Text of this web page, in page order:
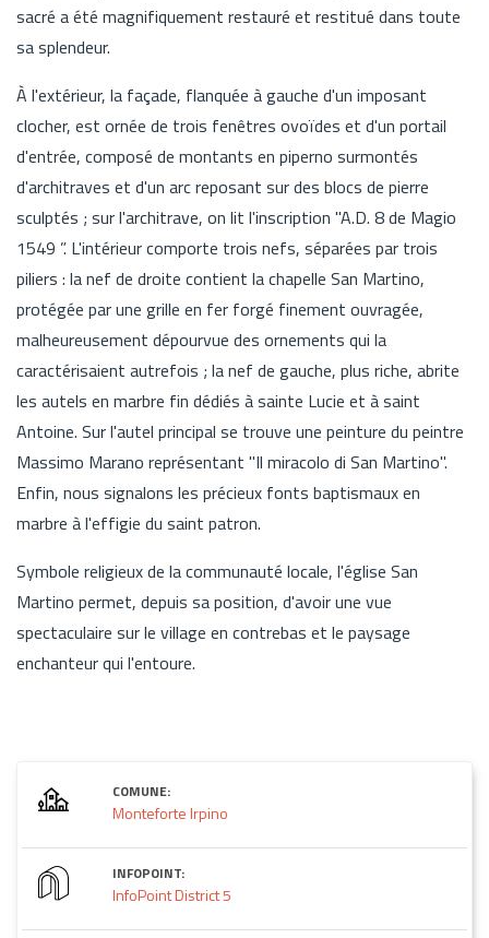
sacré a été magnifiquement restauré et restitué dans toute
sa splendeur.
À l'extérieur, la façade, flanquée à gauche d'un imposant
clocher, est ornée de trois fenêtres ovoïdes et d'un portail
d'entrée, composé de montants en piperno surmontés
d'architraves et d'un arc reposant sur des blocs de pierre
sculptés ; sur l'architrave, on lit l'inscription "A.D. 8 de Magio
1549 ”. L'intérieur comporte trois nefs, séparées par trois
piliers : la nef de droite contient la chapelle San Martino,
protégée par une grille en fer forgé finement ouvragée,
malheureusement dépourvue des ornements qui la
caractérisaient autrefois ; la nef de gauche, plus riche, abrite
les autels en marbre fin dédiés à sainte Lucie et à saint
Antoine. Sur l'autel principal se trouve une peinture du peintre
Massimo Marano représentant "Il miracolo di San Martino".
Enfin, nous signalons les précieux fonts baptismaux en
marbre à l'effigie du saint patron.
Symbole religieux de la communauté locale, l'église San
Martino permet, depuis sa position, d'avoir une vue
spectaculaire sur le village en contrebas et le paysage
enchanteur qui l'entoure.
COMUNE:
Monteforte Irpino
INFOPOINT:
InfoPoint District 5